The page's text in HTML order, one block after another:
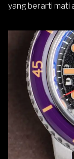
yang berarti mati